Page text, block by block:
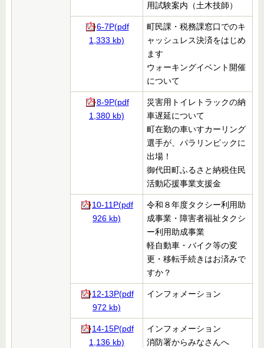
用試験案内（土木技師）
6-7P(pdf
1,333 kb)
町民課・税務課窓口でのキ
ャッシュレス決済をはじめ
ます
ウォーキングイベント開催
について
8-9P(pdf
1,380 kb)
災害用トイレトラックの納
車遅延について
町在勤の車いすカーリング
選手が、パラリンピックに
出場！
御代田町ふるさと納税住民
活動応援事業支援金
10-11P(pdf
926 kb)
令和８年度タクシー利用助
成事業・障害者福祉タクシ
ー利用助成事業
軽自動車・バイク等の変
更・移転手続きはお済みで
すか？
12-13P(pdf
972 kb)
インフォメーション
14-15P(pdf
1,136 kb)
インフォメーション
消防署からみなさんへ